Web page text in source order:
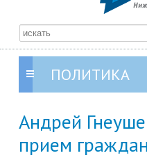
ПОЛИТИКА
Андрей
прием граждан